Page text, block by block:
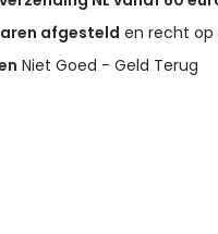
afgesteld en recht op
Niet Goed - Geld Terug